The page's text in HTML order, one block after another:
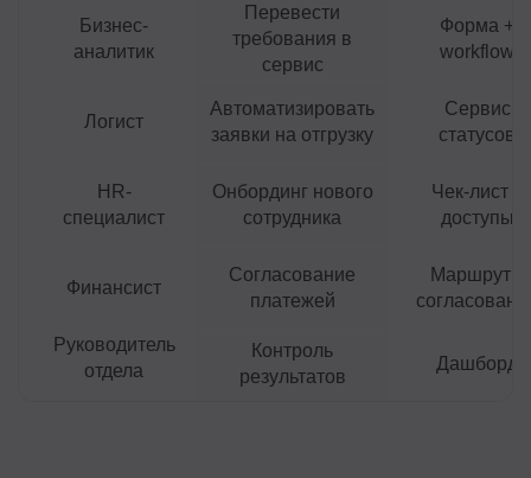
Бизнес-
аналитик
Перевести
требования в
сервис
Форма +
workflow
Логист
Автоматизировать
заявки на отгрузку
Сервис
статусов
HR-
специалист
Онбординг нового
сотрудника
Чек-лист +
доступы
Финансист
Согласование
платежей
Маршруты
Руководитель
отдела
Контроль
результатов
Дашборд